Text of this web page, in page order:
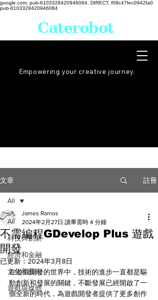
google.com, pub-6103328420946084, DIRECT, f08c47fec0942fa0
pub-6103328420946084
Empowering your creative journey.
Caterobot
文章 註冊
All
科技與創新
經濟和金融
文化和藝術
遊戲與媒體
All
不需編程GDevelop Plus 遊戲
開發
James Ramos
2024年2月27日 讀畢需時 4 分鐘
已更新： 2024年3月8日
在遊戲開發的世界中，技術的進步一直都是驅
動創新和發展的關鍵，不斷發展已經開啟了一
個全新的時代，為遊戲開發者提供了更多創作